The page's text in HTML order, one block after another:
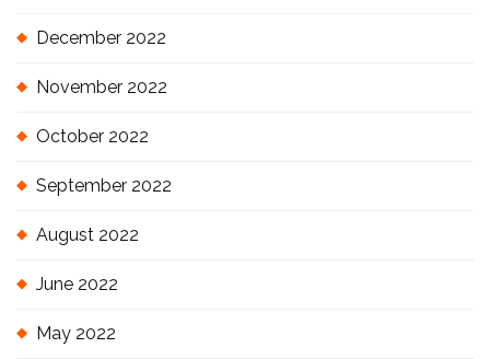
December 2022
November 2022
October 2022
September 2022
August 2022
June 2022
May 2022